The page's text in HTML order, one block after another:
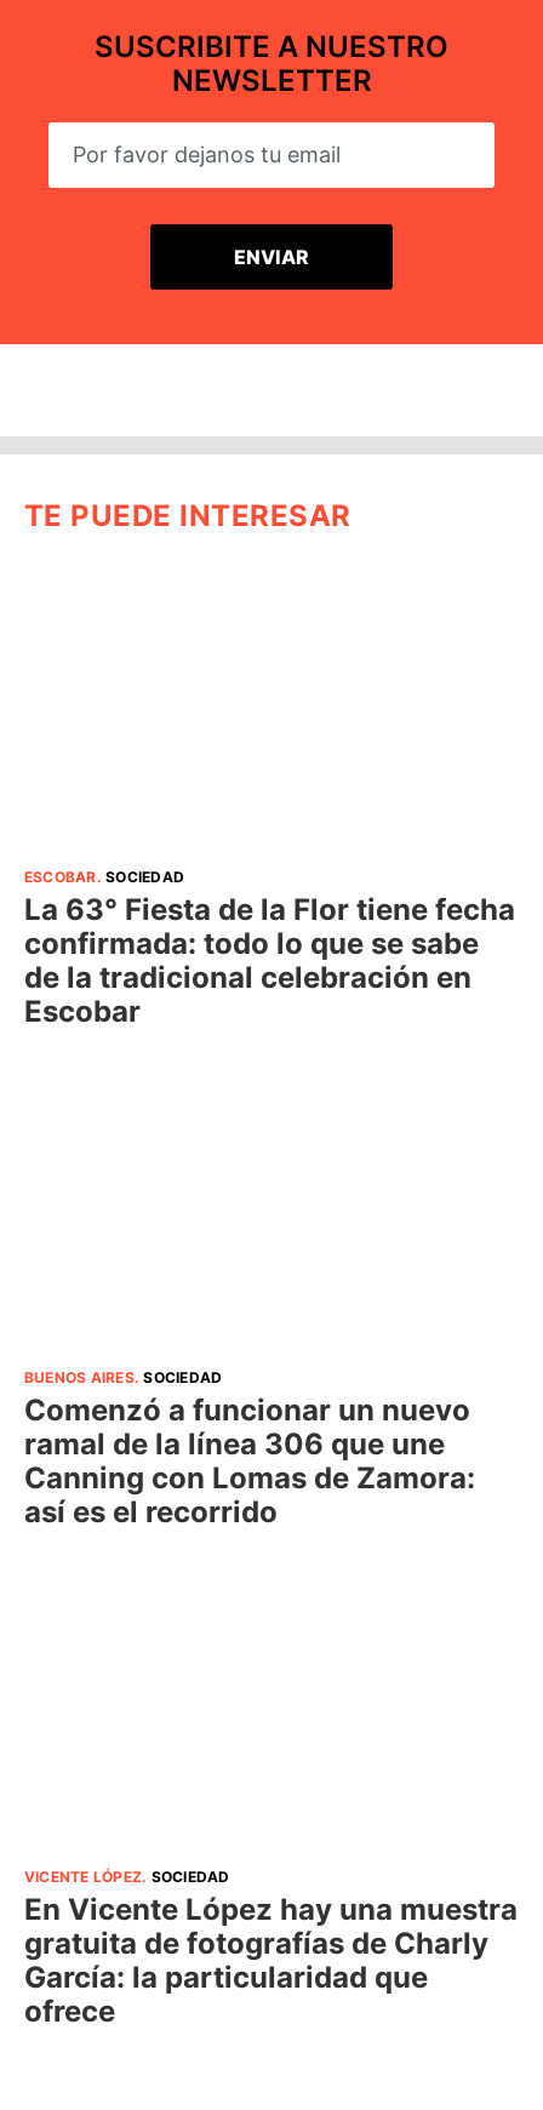
SUSCRIBITE A NUESTRO
NEWSLETTER
TE PUEDE INTERESAR
ESCOBAR.SOCIEDAD
La 63° Fiesta de la Flor tiene fecha
confirmada: todo lo que se sabe
de la tradicional celebración en
Escobar
BUENOS AIRES.SOCIEDAD
Comenzó a funcionar un nuevo
ramal de la línea 306 que une
Canning con Lomas de Zamora:
así es el recorrido
VICENTE LÓPEZ. SOCIEDAD
En Vicente López hay una muestra
gratuita de fotografías de Charly
García: la particularidad que
ofrece